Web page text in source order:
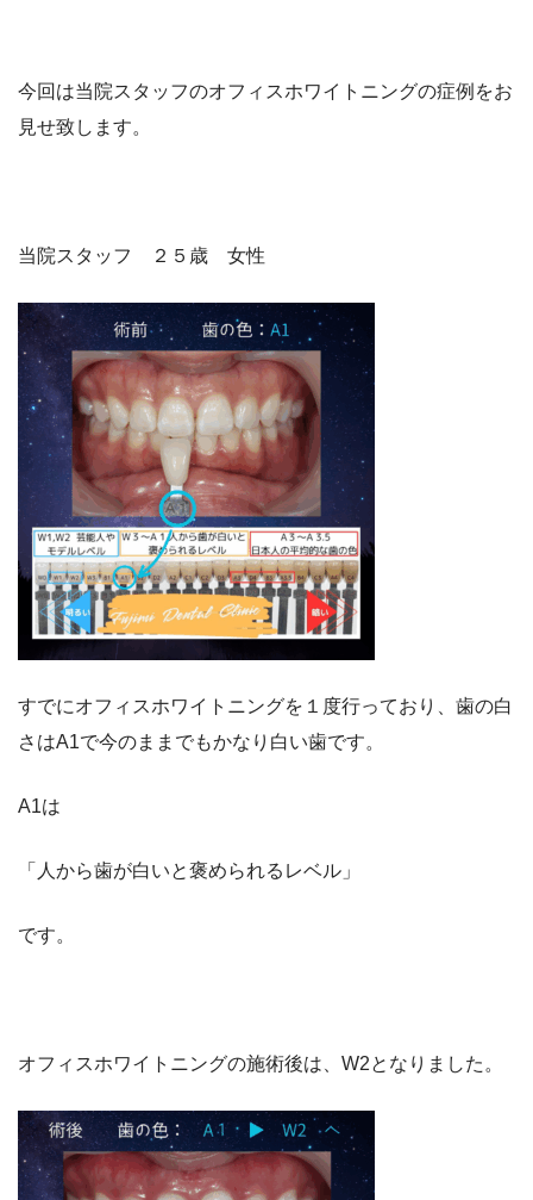
今回は当院スタッフのオフィスホワイトニングの症例をお
見せ致します。
当院スタッフ ２５歳 女性
すでにオフィスホワイトニングを１度行っており、歯の白
さはA1で今のままでもかなり白い歯です。
A1は
「人から歯が白いと褒められるレベル」
です。
オフィスホワイトニングの施術後は、W2となりました。